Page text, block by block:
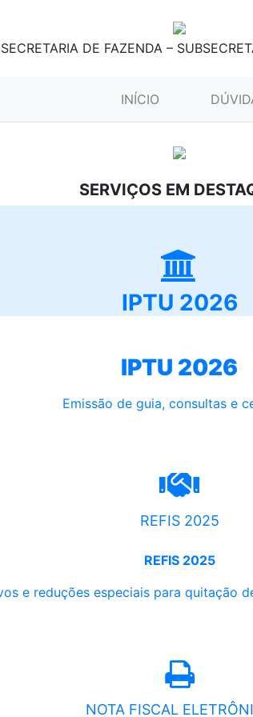
SECRETARIA DE FAZENDA –
INÍCIO (CURRENT)
SERVIÇOS EM
IPTU 2026
IPTU 2026
Emissão de guia, consultas e
REFIS 2025
REFIS 2025
e reduções especiais para quitação
NOTA FISCAL